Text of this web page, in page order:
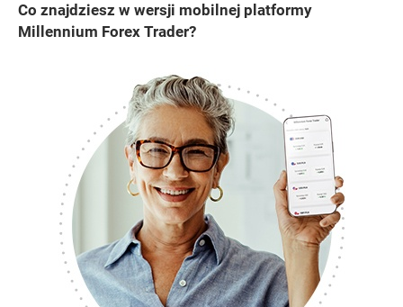
Co znajdziesz w wersji mobilnej platformy
Millennium Forex Trader?